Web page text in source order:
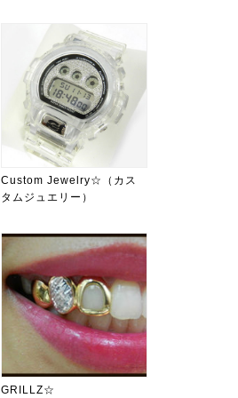
Custom Jewelry☆（カス
タムジュエリー）
GRILLZ☆